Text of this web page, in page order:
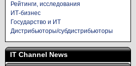
Рейтинги, исследования
ИТ-бизнес
Государство и ИТ
Дистрибьюторы/субдистрибьюторы
IT Channel News